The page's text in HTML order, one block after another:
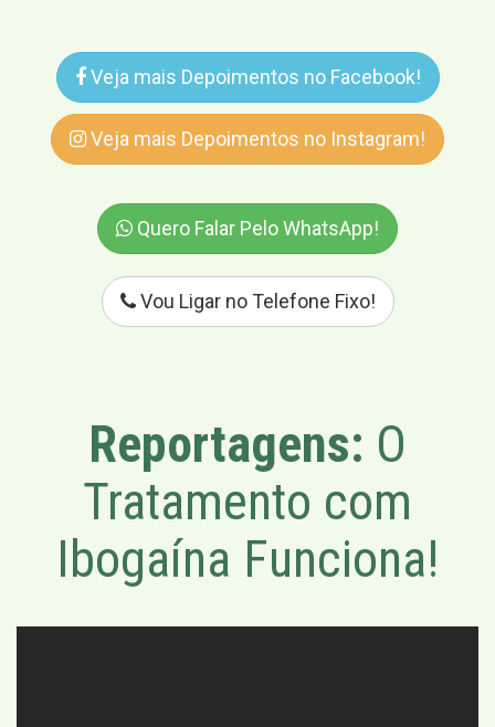
Veja mais Depoimentos no Facebook!
Veja mais Depoimentos no Instagram!
Quero Falar Pelo WhatsApp!
Vou Ligar no Telefone Fixo!
Reportagens: O
Tratamento com
Ibogaína Funciona!